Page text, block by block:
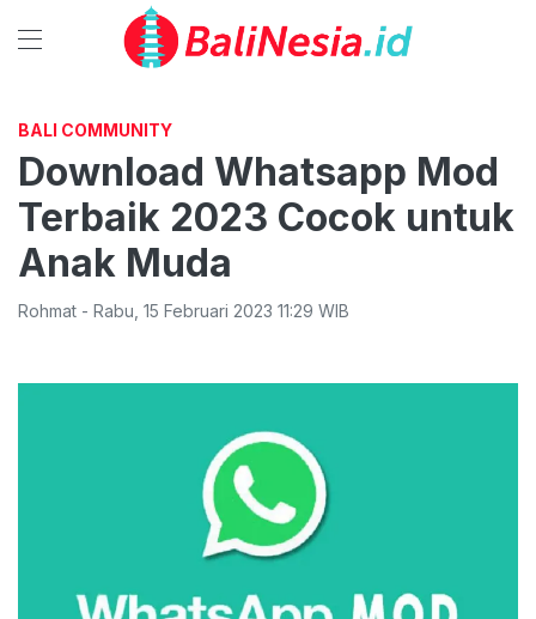
BALI COMMUNITY
Download Whatsapp Mod
Terbaik 2023 Cocok untuk
Anak Muda
Rohmat - Rabu 15 Februari 2023 11:29 WIB